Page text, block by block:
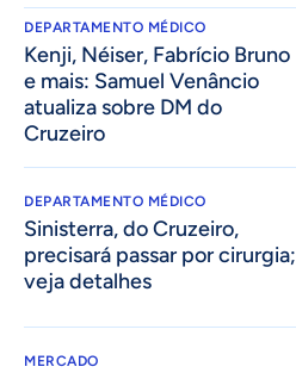
DEPARTAMENTO MÉDICO
Kenji, Néiser, Fabrício Bruno
e mais: Samuel Venâncio
atualiza sobre DM do
Cruzeiro
DEPARTAMENTO MÉDICO
Sinisterra, do Cruzeiro,
precisará passar por cirurgia;
veja detalhes
MERCADO